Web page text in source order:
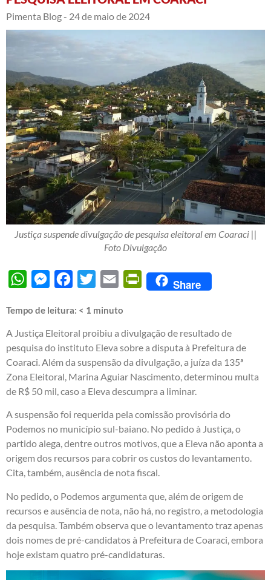
Pimenta Blog - 24 de maio de 2024
Justiça suspende divulgação de pesquisa eleitoral em Coaraci ||
Foto Divulgação
WhatsAppMessengerFacebook
Twitter Email PrintFriendly
Share
Tempo de leitura: < 1 minuto
A Justiça Eleitoral proibiu a divulgação de resultado de
pesquisa do instituto Eleva sobre a disputa à Prefeitura de
Coaraci. Além da suspensão da divulgação, a juíza da 135ª
Zona Eleitoral, Marina Aguiar Nascimento, determinou multa
de R$ 50 mil, caso a Eleva descumpra a liminar.
A suspensão foi requerida pela comissão provisória do
Podemos no município sul-baiano. No pedido à Justiça, o
partido alega, dentre outros motivos, que a Eleva não aponta a
origem dos recursos para cobrir os custos do levantamento.
Cita, também, ausência de nota fiscal.
No pedido, o Podemos argumenta que, além de origem de
recursos e ausência de nota, não há, no registro, a metodologia
da pesquisa. Também observa que o levantamento traz apenas
dois nomes de pré-candidatos à Prefeitura de Coaraci, embora
hoje existam quatro pré-candidaturas.